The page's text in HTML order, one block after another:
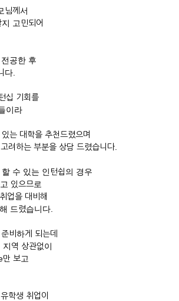
님께서
고민되어
공한 후
다.
십 기회를
이라
는 대학을 추천드렸으며
려하는 부분을 상담 드렸습니다.
수 있는 인턴쉽의 경우
있으므로
업을 대비해
드렸습니다.
비하게 되는데
역 상관없이
보고
학생 취업이